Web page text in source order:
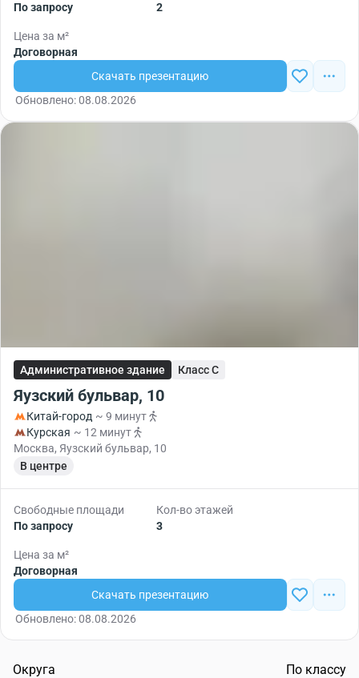
По запросу
2
Цена за м²
Договорная
Скачать презентацию
Обновлено: 08.08.2026
Административное здание Класс C
Яузский бульвар, 10
Китай-город ~ 9 минут
Курская ~ 12 минут
Москва, Яузский бульвар, 10
В центре
Свободные площади
По запросу
Кол-во этажей
3
Цена за м²
Договорная
Скачать презентацию
Обновлено: 08.08.2026
Округа
По классу